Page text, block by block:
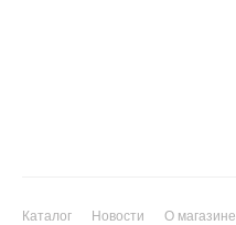
Каталог Новости О магазине